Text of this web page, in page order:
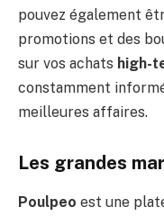
pouvez également
promotions et des
sur vos achats high-
constamment
meilleures affaires.
Les grandes
Poulpeo est une